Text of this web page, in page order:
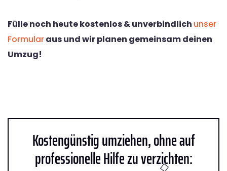
Fülle noch heute kostenlos & unverbindlich unser
Formularaus und wir planen gemeinsam deinen
Umzug!
Kostengünstig umziehen, ohne auf
professionelle Hilfe zu verzichten: